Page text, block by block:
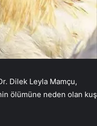
Dilek Leyla Mamçu,
ölümüne neden olan kuş